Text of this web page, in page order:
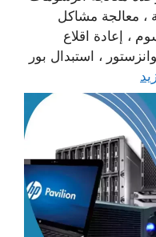
، معالجة مشاكل
، إعادة اقلاع
، استبدال بور